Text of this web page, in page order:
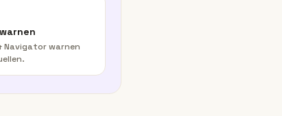
Navigator warnen